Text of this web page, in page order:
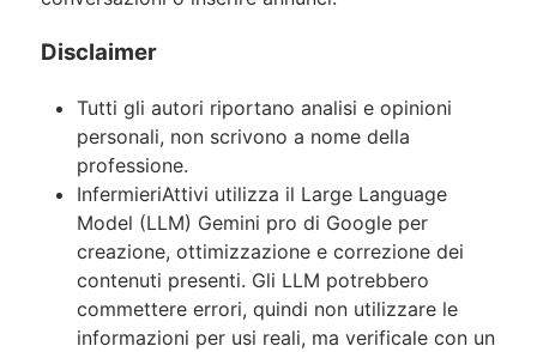
Disclaimer
Tutti gli autori riportano analisi e opinioni
personali, non scrivono a nome della
professione.
InfermieriAttivi utilizza il Large Language
Model (LLM) Gemini pro di Google per
creazione, ottimizzazione e correzione dei
contenuti presenti. Gli LLM potrebbero
commettere errori, quindi non utilizzare le
informazioni per usi reali, ma verificale con un